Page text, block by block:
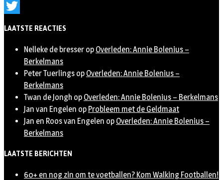
Instagram
LAATSTE REACTIES
Nelleke de bresser op Overleden: Annie Bolenius –
Berkelmans
Peter Tuerlings op Overleden: Annie Bolenius –
Berkelmans
Twan de Jongh op Overleden: Annie Bolenius – Berkelmans
Jan van Engelen op Probleem met de Geldmaat
Jan en Roos van Engelen op Overleden: Annie Bolenius –
Berkelmans
LAATSTE BERICHTEN
60+ en nog zin om te voetballen? Kom Walking Footballen!